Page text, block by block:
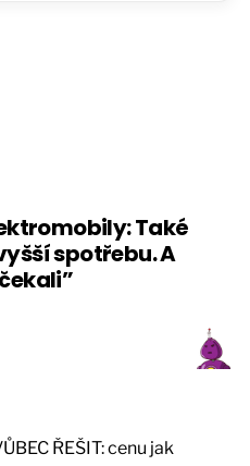
Také
spotřebu. A
ŘEŠIT: cenu jak